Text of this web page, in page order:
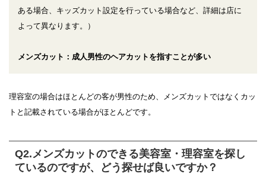
ある場合、キッズカット設定を行っている場合など、詳細は店に
よって異なります。）
メンズカット：成人男性のヘアカットを指すことが多い
理容室の場合はほとんどの客が男性のため、メンズカットではなくカッ
トと記載されている場合がほとんどです。
Q2.メンズカットのできる美容室・理容室を探し
ているのですが、どう探せば良いですか？